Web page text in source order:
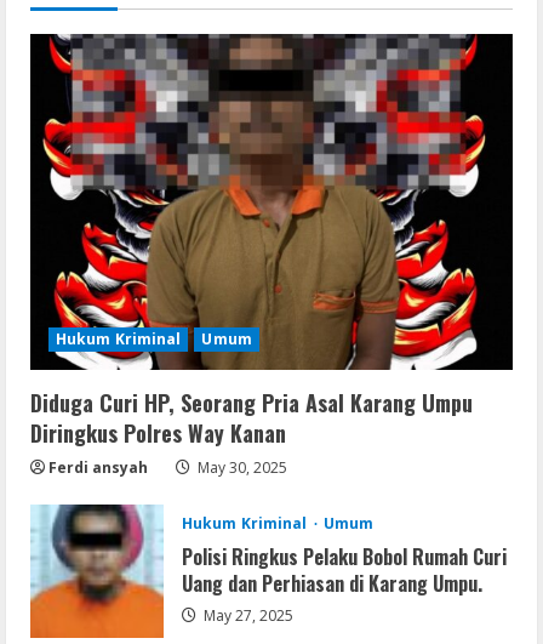
1 August 8, 2026
2
Img
Office 365 Professional Plus ISO File
Multilanguage
August 8, 2026
3
Movies
Vertex Force 2026 BRRip UHD DDP5.1
𝐘𝐢𝐟𝐲 𝐌𝐨𝐯𝐢𝐞𝐬 Magnet
August 8, 2026
4
Resettools
Vpn One Click Cracked x86-x64 [no
Virus]
Resettools
GraphPad Prism Academic & Corporate
Cracked x86-x64 [no Virus]
Hukum Kriminal Umum
Diduga Curi HP, Seorang Pria Asal Karang Umpu
Diringkus Polres Way Kanan
Ferdi ansyah May 30, 2025
Hukum Kriminal Umum
Polisi Ringkus Pelaku Bobol Rumah Curi
Uang dan Perhiasan di Karang Umpu.
May 27, 2025